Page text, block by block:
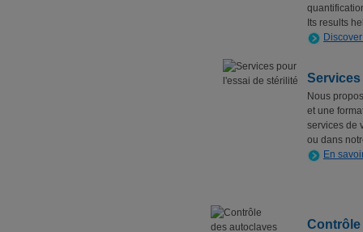
Its results
Nous
et une
services de
ou dans
En